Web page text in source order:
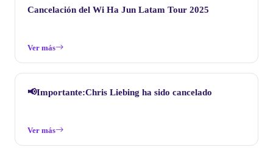
Cancelación del Wi Ha Jun Latam Tour 2025
Ver más
📢Importante:Chris Liebing ha sido cancelado
Ver más